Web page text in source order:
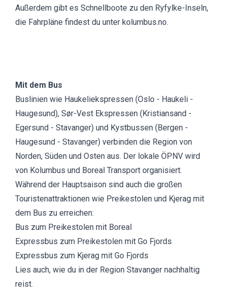
Außerdem gibt es Schnellboote zu den Ryfylke-Inseln,
die Fahrpläne findest du unter kolumbus.no.
Mit dem Bus
Buslinien wie Haukeliekspressen (Oslo - Haukeli -
Haugesund), Sør-Vest Ekspressen (Kristiansand -
Egersund - Stavanger) und Kystbussen (Bergen -
Haugesund - Stavanger) verbinden die Region von
Norden, Süden und Osten aus. Der lokale ÖPNV wird
von Kolumbus und Boreal Transport organisiert.
Während der Hauptsaison sind auch die großen
Touristenattraktionen wie Preikestolen und Kjerag mit
dem Bus zu erreichen:
Bus zum Preikestolen mit Boreal
Expressbus zum Preikestolen mit Go Fjords
Expressbus zum Kjerag mit Go Fjords
Lies auch, wie du in der Region Stavanger nachhaltig
reist.